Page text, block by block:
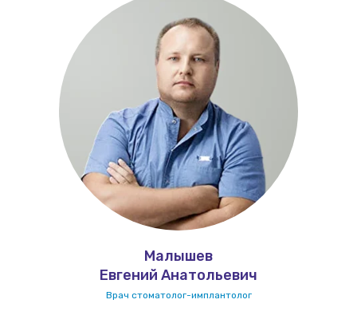
Малышев
Евгений Анатольевич
Врач стоматолог-имплантолог